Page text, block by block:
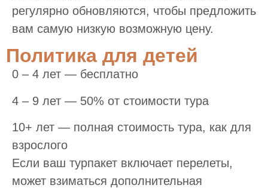
регулярно обновляются, чтобы предложить
вам самую низкую возможную цену.
Политика для детей
0 – 4 лет — бесплатно
4 – 9 лет — 50% от стоимости тура
10+ лет — полная стоимость тура, как для
взрослого
Если ваш турпакет включает перелеты,
может взиматься дополнительная